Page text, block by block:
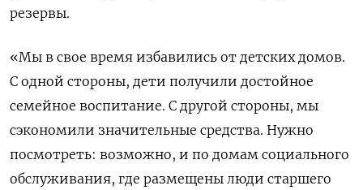
резервы.
«Мы в свое время избавились от детских домов.
С одной стороны, дети получили достойное
семейное воспитание. С другой стороны, мы
сэкономили значительные средства. Нужно
посмотреть: возможно, и по домам социального
обслуживания, где размещены люди старшего